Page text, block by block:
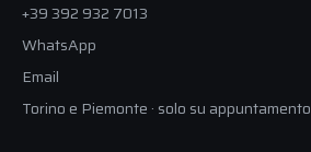
+39 392 932 7013
WhatsApp
Email
Torino e Piemonte · solo su appuntamento